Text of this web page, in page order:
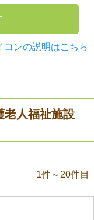
コンの説明はこちら
老人福祉施設
1件～20件目